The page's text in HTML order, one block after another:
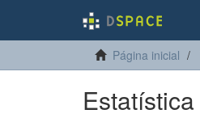
Página inicial
Estatística